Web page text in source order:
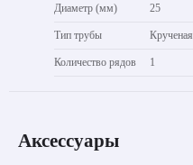
Диаметр (мм) 25
Тип трубы Крученая
Количество рядов 1
Аксессуары